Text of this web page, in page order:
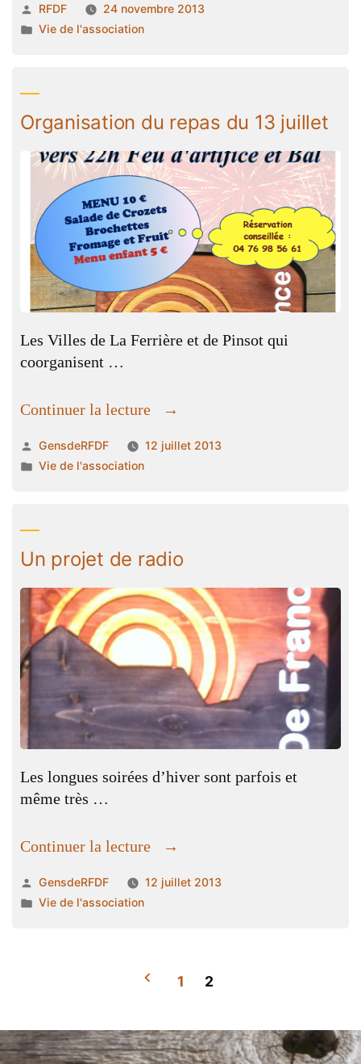
de
avril
2012. »
Publié
par
RFDF
24 novembre 2013
Publié
Vie de l'association
Organisation du repas du 13 juillet
Les Villes de La Ferrière et de Pinsot qui
coorganisent …
Continuer la lecture
« Organisation
repas
Publié
par
GensdeRFDF
12 juillet 2013
Publié
Vie de l'association
Un projet de radio
Les longues soirées d’hiver sont parfois et
même très …
Continuer la lecture
« Un
de
Publié
par
GensdeRFDF
12 juillet 2013
Publié
Vie de l'association
des
publications
1 2